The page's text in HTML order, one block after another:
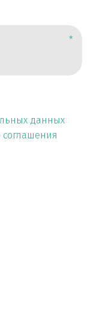
*
данных
соглашения